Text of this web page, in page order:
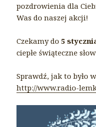
pozdrowienia dla
Was do naszej akcji!
Czekamy do5
ciepłe świąteczne
Sprawdź, jak to było
http://www.radio-